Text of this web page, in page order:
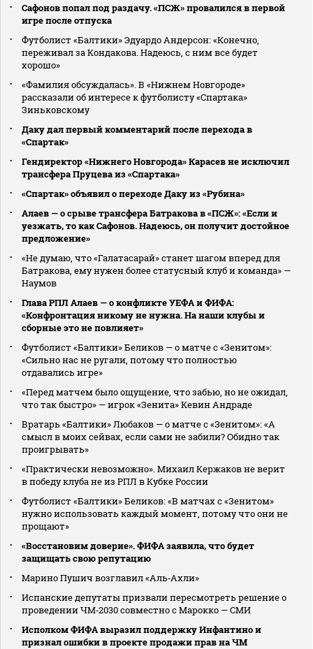
Сафонов попал под раздачу. «ПСЖ» провалился в первой
игре после отпуска
Футболист «Балтики» Эдуардо Андерсон: «Конечно,
переживал за Кондакова. Надеюсь, с ним все будет
хорошо»
«Фамилия обсуждалась». В «Нижнем Новгороде»
рассказали об интересе к футболисту «Спартака»
Зиньковскому
Даку дал первый комментарий после перехода в
«Спартак»
Гендиректор «Нижнего Новгорода» Карасев не исключил
трансфера Пруцева из «Спартака»
«Спартак» объявил о переходе Даку из «Рубина»
Алаев — о срыве трансфера Батракова в «ПСЖ»: «Если и
уезжать, то как Сафонов. Надеюсь, он получит достойное
предложение»
«Не думаю, что «Галатасарай» станет шагом вперед для
Батракова, ему нужен более статусный клуб и команда» —
Наумов
Глава РПЛ Алаев — о конфликте УЕФА и ФИФА:
«Конфронтация никому не нужна. На наши клубы и
сборные это не повлияет»
Футболист «Балтики» Беликов — о матче с «Зенитом»:
«Сильно нас не ругали, потому что полностью
отдавались игре»
«Перед матчем было ощущение, что забью, но не ожидал,
что так быстро» — игрок «Зенита» Кевин Андраде
Вратарь «Балтики» Любаков — о матче с «Зенитом»: «А
смысл в моих сейвах, если сами не забили? Обидно так
проигрывать»
«Практически невозможно». Михаил Кержаков не верит
в победу клуба не из РПЛ в Кубке России
Футболист «Балтики» Беликов: «В матчах с «Зенитом»
нужно использовать каждый момент, потому что они не
прощают»
«Восстановим доверие». ФИФА заявила, что будет
защищать свою репутацию
Марино Пушич возглавил «Аль‑Ахли»
Испанские депутаты призвали пересмотреть решение о
проведении ЧМ‑2030 совместно с Марокко — СМИ
Исполком ФИФА выразил поддержку Инфантино и
признал ошибки в проекте продажи прав на ЧМ